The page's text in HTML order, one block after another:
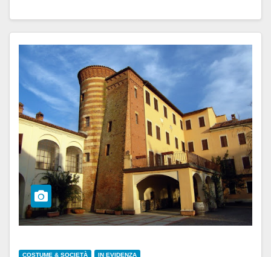
COSTUME & SOCIETÀ IN EVIDENZA